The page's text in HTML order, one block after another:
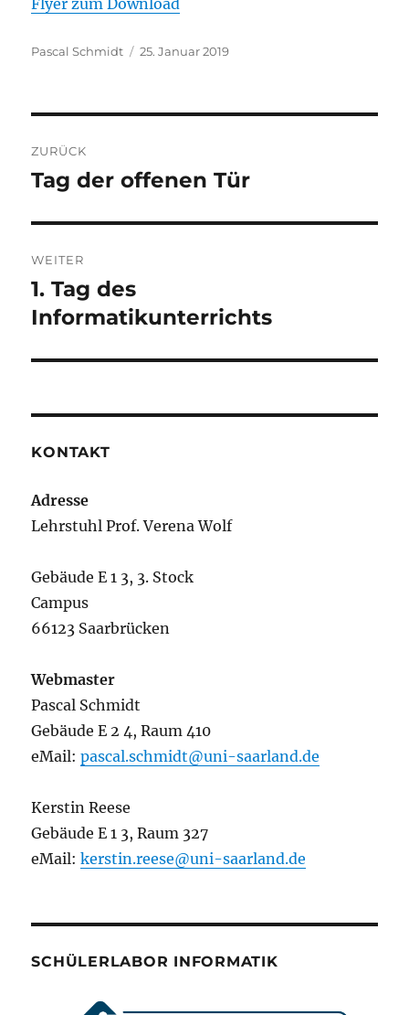
Flyer zum Download
Autor
Pascal Schmidt
Veröffentlicht
25. Januar 2019
ZURÜCK
Vorheriger
Tag der offenen Tür
WEITER
Nächster
Beitrag:
1. Tag des
Informatikunterrichts
KONTAKT
Adresse
Lehrstuhl Prof. Verena Wolf
Gebäude E 1 3, 3. Stock
Campus
66123 Saarbrücken
Webmaster
Pascal Schmidt
Gebäude E 2 4, Raum 410
eMail:pascal.schmidt@uni-saarland.de
Kerstin Reese
Gebäude E 1 3, Raum 327
eMail:kerstin.reese@uni-saarland.de
SCHÜLERLABOR INFORMATIK